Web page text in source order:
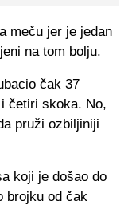
meču jer je jedan
na tom bolju.
čak 37
četiri skoka. No,
pruži ozbiljiniji
koji je došao do
brojku od čak